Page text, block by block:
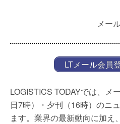
メー
LTメール会員
LOGISTICS TODAYでは、メ
日7時）・夕刊（16時）のニ
ます。業界の最新動向に加え